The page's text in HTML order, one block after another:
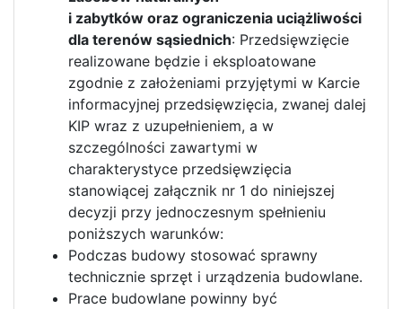
i zabytków oraz ograniczenia uciążliwości
dla terenów sąsiednich: Przedsięwzięcie
realizowane będzie i eksploatowane
zgodnie z założeniami przyjętymi w Karcie
informacyjnej przedsięwzięcia, zwanej dalej
KIP wraz z uzupełnieniem, a w
szczególności zawartymi w
charakterystyce przedsięwzięcia
stanowiącej załącznik nr 1 do niniejszej
decyzji przy jednoczesnym spełnieniu
poniższych warunków:
Podczas budowy stosować sprawny
technicznie sprzęt i urządzenia budowlane.
Prace budowlane powinny być